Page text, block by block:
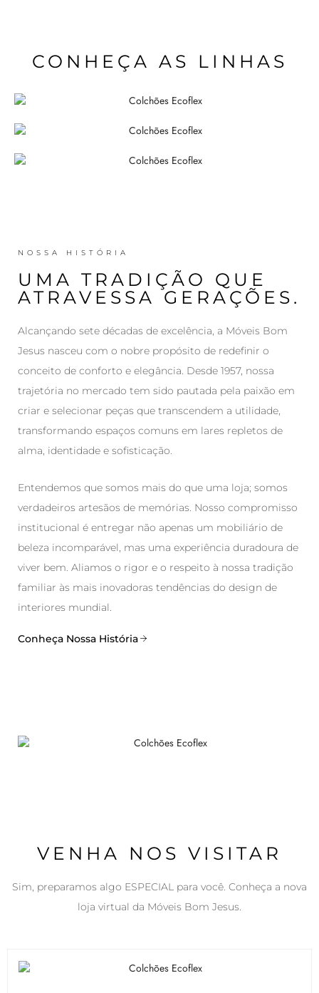
CONHEÇA AS LINHAS
NOSSA HISTÓRIA
UMA TRADIÇÃO QUE
ATRAVESSA GERAÇÕES.
Alcançando sete décadas de excelência, a Móveis Bom
Jesus nasceu com o nobre propósito de redefinir o
conceito de conforto e elegância. Desde 1957, nossa
trajetória no mercado tem sido pautada pela paixão em
criar e selecionar peças que transcendem a utilidade,
transformando espaços comuns em lares repletos de
alma, identidade e sofisticação.
Entendemos que somos mais do que uma loja; somos
verdadeiros artesãos de memórias. Nosso compromisso
institucional é entregar não apenas um mobiliário de
beleza incomparável, mas uma experiência duradoura de
viver bem. Aliamos o rigor e o respeito à nossa tradição
familiar às mais inovadoras tendências do design de
interiores mundial.
Conheça Nossa História
VENHA NOS VISITAR
Sim, preparamos algo ESPECIAL para você. Conheça a nova
loja virtual da Móveis Bom Jesus.